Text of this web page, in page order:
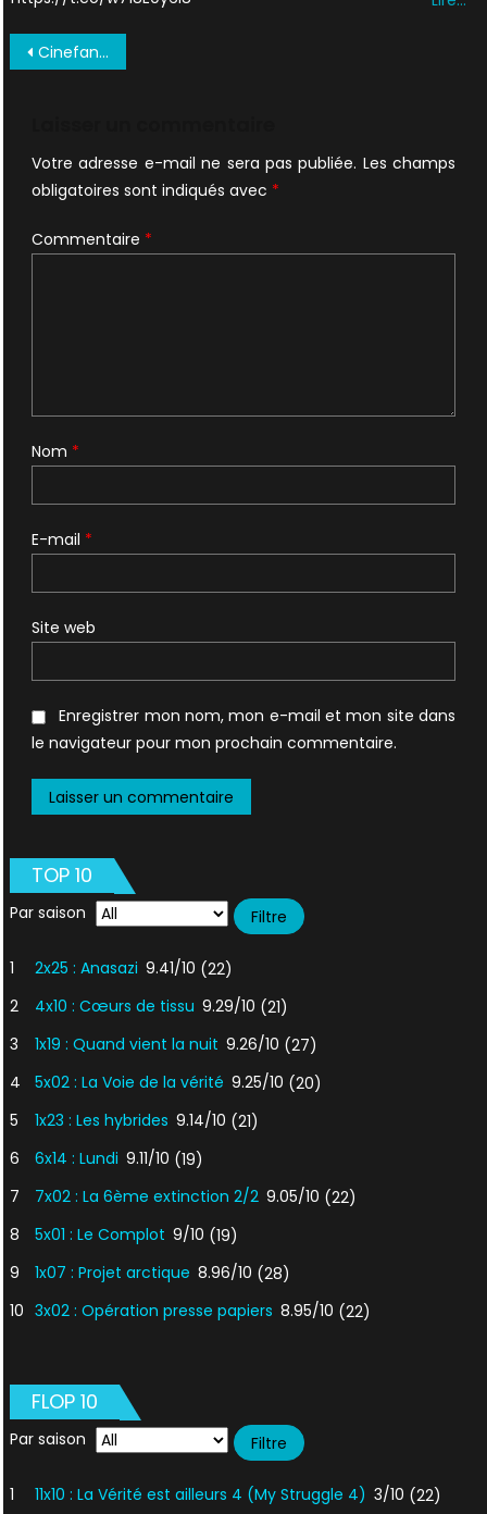
Navigation
Cinefantastique Vol 32 No 3 (Oct 2000) 0034
Votre adresse e-mail ne sera pas publiée. Les champs
obligatoires sont indiqués avec *
Commentaire *
Nom *
E-mail *
Site web
Enregistrer mon nom, mon e-mail et mon site dans
le navigateur pour mon prochain commentaire.
TOP 10
Par saison
1 2x25 : Anasazi 9.41/10 (22)
2
4x10 : Cœurs de tissu 9.29/10 (21)
3
1x19 : Quand vient la nuit 9.26/10 (27)
4
5x02 : La Voie de la vérité 9.25/10 (20)
5
1x23 : Les hybrides 9.14/10 (21)
6
6x14 : Lundi 9.11/10 (19)
7
7x02 : La 6ème extinction 2/2 9.05/10 (22)
8
5x01 : Le Complot 9/10 (19)
9
1x07 : Projet arctique 8.96/10 (28)
10 3x02 : Opération presse papiers 8.95/10 (22)
FLOP 10
Par saison
1 11x10 : La Vérité est ailleurs 4 (My Struggle 4) 3/10 (22)